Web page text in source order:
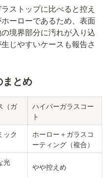
ストップに比べると控え
ーローであるため、表面
境界部分に汚れが入り込
じやすいケースも報告さ
とめ
（ガ
ハイパーガラスコー
ト
ック
ホーロー＋ガラスコ
ーティング（複合）
光
やや控えめ